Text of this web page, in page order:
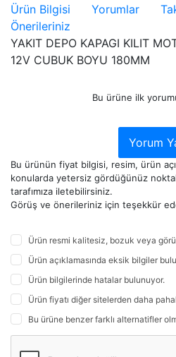
Ürün Bilgisi Yorumlar
Önerileriniz
YAKIT DEPO KAPAGI KILIT
12V CUBUK BOYU 180MM
Bu ürüne ilk
Yorum
Bu ürünün fiyat bilgisi, resim, ürün
konularda yetersiz gördüğünüz
tarafımıza iletebilirsiniz.
Görüş ve önerileriniz için teşekkür
Ürün resmi kalitesiz, bozuk veya
Ürün açıklamasında eksik bilgiler
Ürün bilgilerinde hatalar bulunuyor.
Ürün fiyatı diğer sitelerden daha
Bu ürüne benzer farklı alternatifler